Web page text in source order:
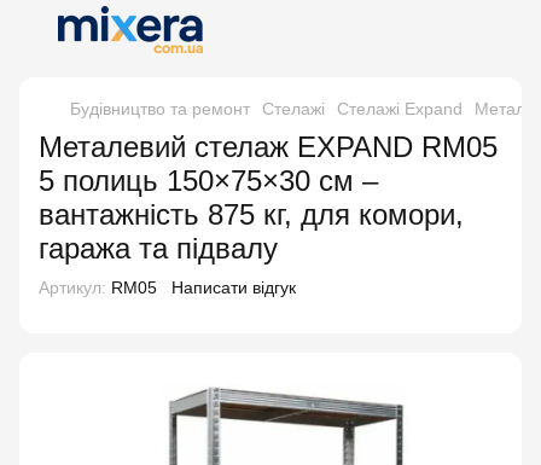
Будівництво та ремонт Стелажі Стелажі Expand
Металевий стелаж EXPAND RM05
5 полиць 150×75×30 см –
вантажність 875 кг, для комори,
гаража та підвалу
Артикул: RM05 Написати відгук